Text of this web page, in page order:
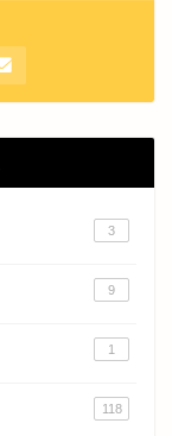
3
9
1
118